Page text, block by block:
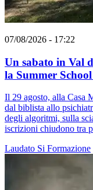
07/08/2026 - 17:22
Un sabato in Val
la Summer
Il 29 agosto, alla Casa
dal biblista allo
degli algoritmi, sulla
iscrizioni chiudono tra
Laudato Si Formazione